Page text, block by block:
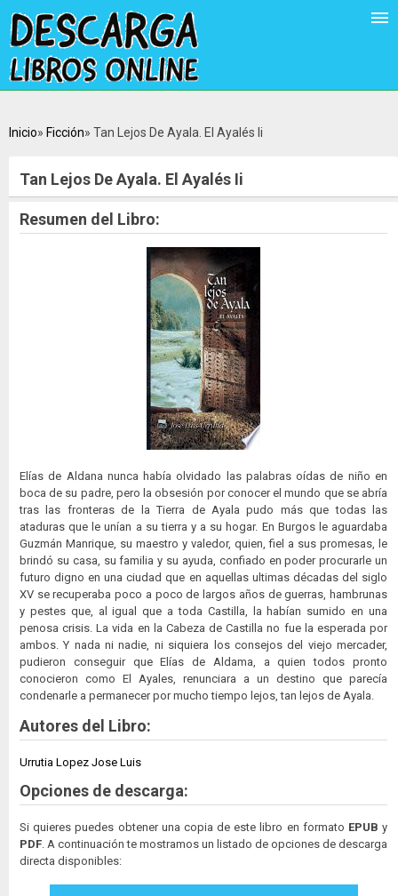
Inicio Ficción Tan Lejos De Ayala. El Ayalés Ii
Tan Lejos De Ayala. El Ayalés Ii
Resumen del Libro:
Elías de Aldana nunca había olvidado las palabras oídas de niño en
boca de su padre, pero la obsesión por conocer el mundo que se abría
tras las fronteras de la Tierra de Ayala pudo más que todas las
ataduras que le unían a su tierra y a su hogar. En Burgos le aguardaba
Guzmán Manrique, su maestro y valedor, quien, fiel a sus promesas, le
brindó su casa, su familia y su ayuda, confiado en poder procurarle un
futuro digno en una ciudad que en aquellas ultimas décadas del siglo
XV se recuperaba poco a poco de largos años de guerras, hambrunas
y pestes que, al igual que a toda Castilla, la habían sumido en una
penosa crisis. La vida en la Cabeza de Castilla no fue la esperada por
ambos. Y nada ni nadie, ni siquiera los consejos del viejo mercader,
pudieron conseguir que Elías de Aldama, a quien todos pronto
conocieron como El Ayales, renunciara a un destino que parecía
condenarle a permanecer por mucho tiempo lejos, tan lejos de Ayala.
Autores del Libro:
Urrutia Lopez Jose Luis
Opciones de descarga:
Si quieres puedes obtener una copia de este libro en formato EPUB y
PDF . A continuación te mostramos un listado de opciones de descarga
directa disponibles: